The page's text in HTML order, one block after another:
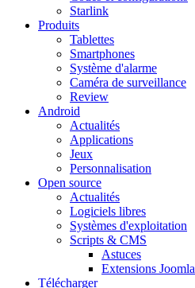
Starlink
Produits
Tablettes
Smartphones
Système d'alarme
Caméra de surveillance
Review
Android
Actualités
Applications
Jeux
Personnalisation
Open source
Actualités
Logiciels libres
Systèmes d'exploitation
Scripts & CMS
Astuces
Extensions Joomla
Télécharger